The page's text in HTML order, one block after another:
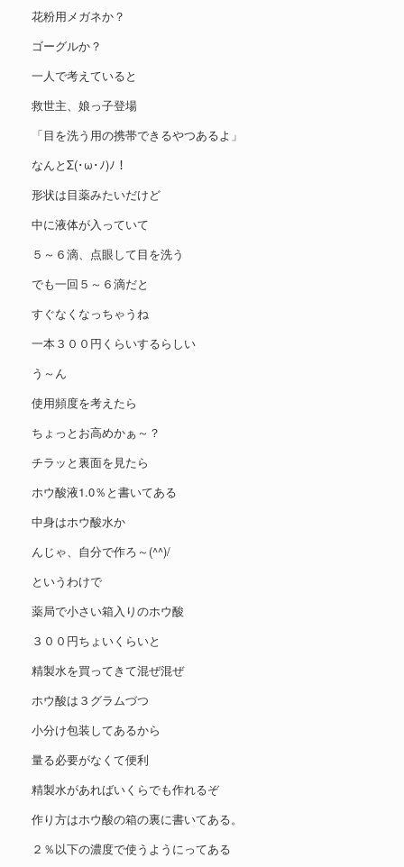
花粉用メガネか？
ゴーグルか？
一人で考えていると
救世主、娘っ子登場
「目を洗う用の携帯できるやつあるよ」
なんとΣ(･ω･ﾉ)ﾉ！
形状は目薬みたいだけど
中に液体が入っていて
５～６滴、点眼して目を洗う
でも一回５～６滴だと
すぐなくなっちゃうね
一本３００円くらいするらしい
う～ん
使用頻度を考えたら
ちょっとお高めかぁ～？
チラッと裏面を見たら
ホウ酸液1.0％と書いてある
中身はホウ酸水か
んじゃ、自分で作ろ～(^^)/
というわけで
薬局で小さい箱入りのホウ酸
３００円ちょいくらいと
精製水を買ってきて混ぜ混ぜ
ホウ酸は３グラムづつ
小分け包装してあるから
量る必要がなくて便利
精製水があればいくらでも作れるぞ
作り方はホウ酸の箱の裏に書いてある。
２％以下の濃度で使うようにってある